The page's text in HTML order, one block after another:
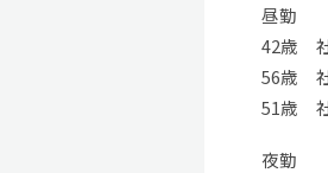
昼勤
42歳
56歳
51歳
夜勤